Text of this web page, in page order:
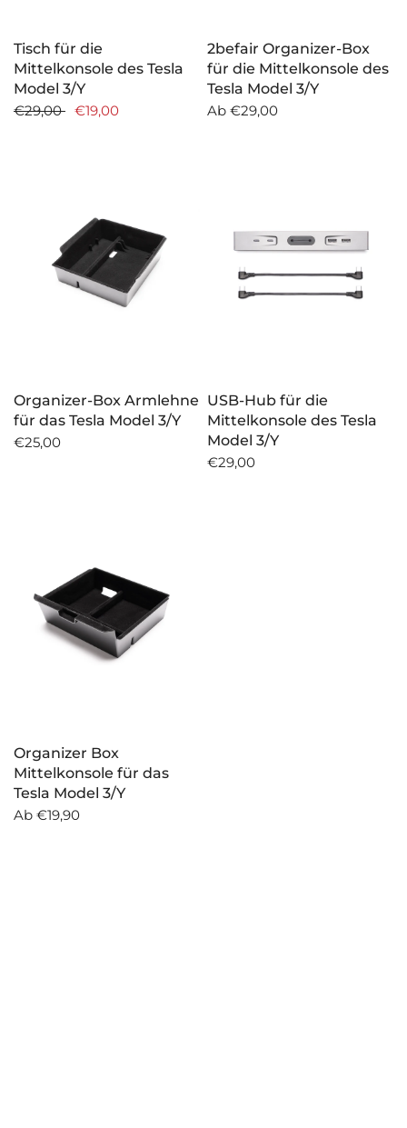
Tisch für die
Mittelkonsole des Tesla
Model 3/Y
€29,00
€19,00
2befair Organizer-Box
für die Mittelkonsole des
Tesla Model 3/Y
Ab €29,00
Organizer-Box Armlehne
für das Tesla Model 3/Y
€25,00
USB-Hub für die
Mittelkonsole des Tesla
Model 3/Y
€29,00
Organizer Box
Mittelkonsole für das
Tesla Model 3/Y
Ab €19,90